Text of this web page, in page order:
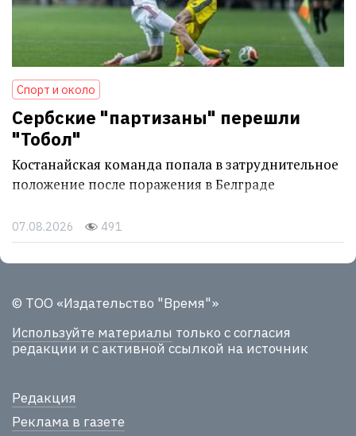
Спорт и около
Сербские "партизаны" перешли
"Тобол"
Костанайская команда попала в затруднительное
положение после поражения в Белграде
07.08.2026 491
© ТОО «Издательство "Время"»
Используйте материалы только с согласия
редакции и с активной ссылкой на источник
Редакция
Реклама в газете